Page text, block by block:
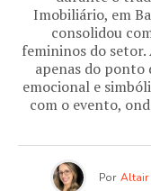
Imobiliário, em
consolidou
femininos do setor.
apenas do ponto
emocional e
com o evento,
Por Altair